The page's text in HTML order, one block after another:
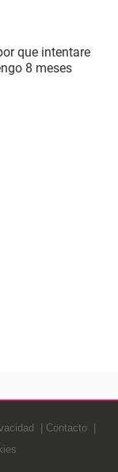
que intentare
8 meses
Contacto